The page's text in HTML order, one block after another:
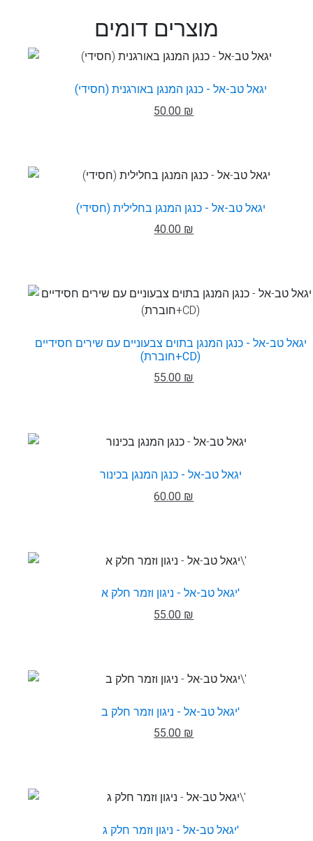
מוצרים דומים
יגאל טב-אל - כנגן המנגן באורגנית (חסידי)
50.00 ₪
יגאל טב-אל - כנגן המנגן בחלילית (חסידי)
40.00 ₪
יגאל טב-אל - כנגן המנגן בתוים צבעוניים עם שירים חסידיים
(חוברת+CD)
55.00 ₪
יגאל טב-אל - כנגן המנגן בכינור
60.00 ₪
יגאל טב-אל - ניגון וזמר חלק א'
55.00 ₪
יגאל טב-אל - ניגון וזמר חלק ב'
55.00 ₪
יגאל טב-אל - ניגון וזמר חלק ג'